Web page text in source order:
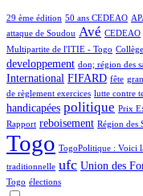
29 ème édition 50 ans CEDEAO
attaque de Soudou Avé CEDEAO
Multipartite de l'ITIE - Togo
developpement don; région des
International FIFARD fête
de règlement exercices lutte contre
handicapées politique Prix
Rapport reboisement Région des
Togo TogoPolitique : Voici
traditionnelle ufc Union des
Togo élections